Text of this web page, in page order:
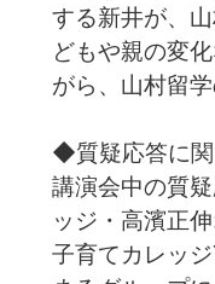
する新井が、
どもや親の変
がら、山村留
◆質疑応答に
講演会中の質
ッジ・高濱正
子育てカレッ